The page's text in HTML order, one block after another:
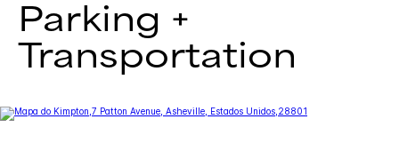
Parking +
Transportation